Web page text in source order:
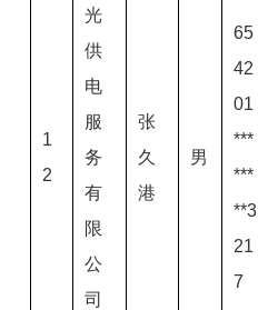
1
2
光
供
电
服
务
有
限
公
司
张
久
港
男
65
42
01
***
***
**3
21
7